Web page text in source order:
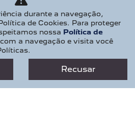
NOVOS
PEUGEOT 2008
EXPERT
BOXER
durante a navegação,
de Cookies. Para proteger
nossa Política de
a navegação e visita você
Recusar